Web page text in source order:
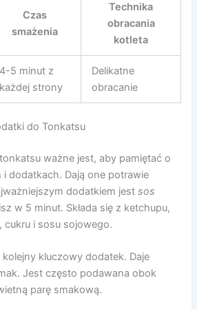
Czas
smażenia
Technika
obracania
kotleta
4-5 minut z
każdej strony
Delikatne
obracanie
do Tonkatsu
ważne jest, aby pamiętać o
dodatkach. Dają one potrawie
dodatkiem jestsos
w 5 minut. Składa się z ketchupu,
cukru i sosu sojowego.
kolejny kluczowy dodatek. Daje
Jest często podawana obok
parę smakową.